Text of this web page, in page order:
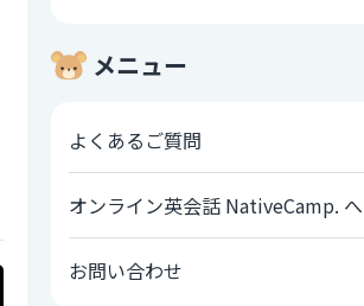
メニュー
よくあるご質問
オンライン英会話 NativeCamp. へ
お問い合わせ